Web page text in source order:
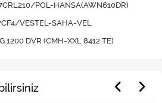
POL-HANSA(AWN610DR)
VESTEL-SAHA-VEL
1200 DVR (CMH-XXL 8412 TE)